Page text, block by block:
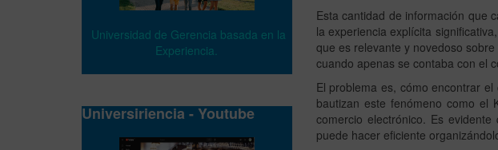
Esta cantidad de información que
la experiencia explícita
que es relevante y novedoso
cuando apenas se contaba con el
El problema es, cómo encontrar
bautizan este fenómeno como el
comercio electrónico. Es
puede hacer eficiente
Universidad de Gerencia basada en la
Experiencia.
Universiriencia - Youtube